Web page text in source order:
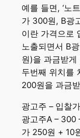
예를 들면, ‘노
가 300원, B광
이란 가격으로
노출되면서 B
원)을 과금받게
두번째 위치를
200원을 과금
광고주 – 입찰
광고주A – 300
가 250원 + 10